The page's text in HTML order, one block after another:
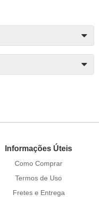
Informações Úteis
Como Comprar
Termos de Uso
Fretes e Entrega